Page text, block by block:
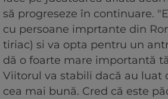
să progreseze în continuare.
cu persoane imprtante din
tiriac) si va opta pentru un
dă o foarte mare importantă
Viitorul va stabili dacă au luat
cea mai bună. Cred că este